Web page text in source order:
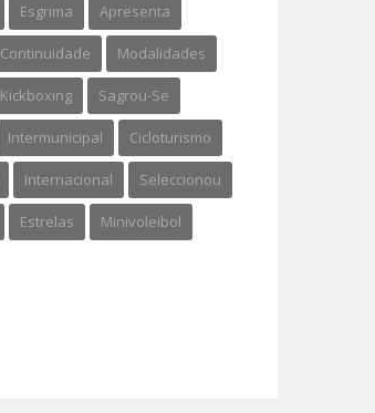
Esgrima Apresenta
Continuidade Modalidades
Kickboxing Sagrou-Se
Intermunicipal Cicloturismo
Internacional Seleccionou
Estrelas Minivoleibol